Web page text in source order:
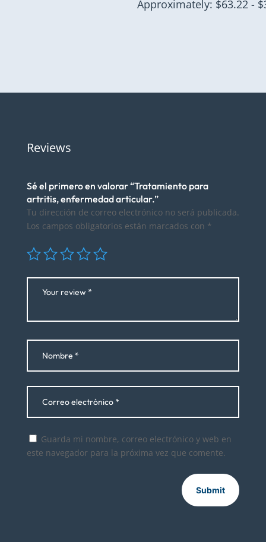
de
Approximately: $63.22 -
Reviews
Sé el primero en valorar “Tratamiento para
artritis, enfermedad articular.”
Tu dirección de correo electrónico no será publicada.
Los campos obligatorios están marcados con *
Guarda mi nombre, correo electrónico y web en
este navegador para la próxima vez que comente.
Submit